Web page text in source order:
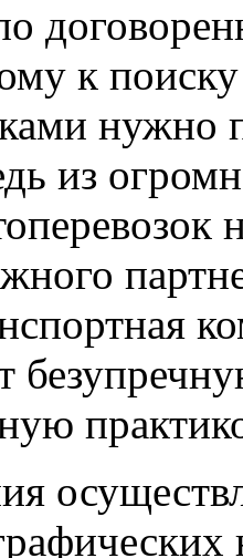
к
нужно
из